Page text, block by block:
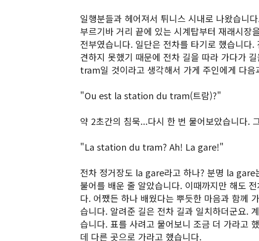
일행분들과 헤어져서 튀니스 시내로 나왔습니
부르기바 거리 끝에 있는 시계탑부터 재래시장
전부였습니다. 일단은 전차를 타기로 했습니다
견하지 못했기 때문에 전차 길을 따라 가다가
tram일 것이라고 생각해서 가게 주인에게 다음
"Ou est la station du tram(트람)?"
약 2초간의 침묵...다시 한 번 물어보았습니다.
"La station du tram? Ah! La gare!"
전차 정거장도 la gare라고 하나? 분명 la gare
불어를 배운 줄 알았습니다. 이때까지만 해도
다. 어쨌든 하나 배웠다는 뿌듯한 마음과 함께
습니다. 알려준 길은 전차 길과 일치하더군요.
습니다. 표를 사려고 물어보니 조금 더 가라고
데 다른 곳으로 가라고 했습니다.